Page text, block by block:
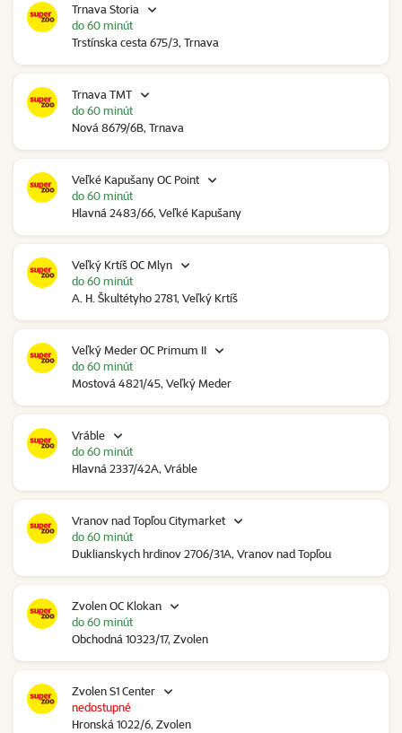
Trnava Storia
Trstínska cesta 675/3, Trnava
do 60 minút
Trnava TMT
Nová 8679/6B, Trnava
do 60 minút
Veľké Kapušany OC Point
Hlavná 2483/66, Veľké Kapušany
do 60 minút
Veľký Krtíš OC Mlyn
A. H. Škultétyho 2781, Veľký Krtíš
do 60 minút
Veľký Meder OC Primum II
Mostová 4821/45, Veľký Meder
do 60 minút
Vráble
Hlavná 2337/42A, Vráble
do 60 minút
Vranov nad Topľou Citymarket
Duklianskych hrdinov 2706/31A, Vranov nad Topľou
do 60 minút
Zvolen OC Klokan
Obchodná 10323/17, Zvolen
do 60 minút
Zvolen S1 Center
Hronská 1022/6, Zvolen
nedostupné